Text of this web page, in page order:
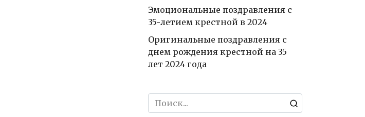
Эмоциональные поздравления с
35-летием крестной в 2024
Оригинальные поздравления с
днем рождения крестной на 35
лет 2024 года
Search
for: